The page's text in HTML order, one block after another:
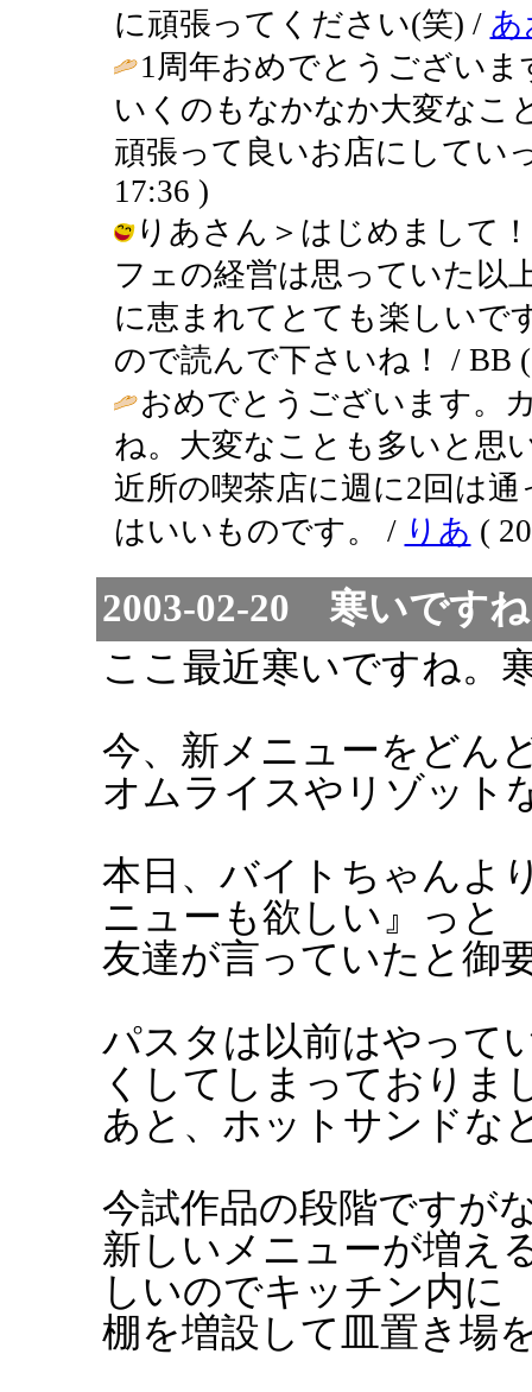
に頑張ってください(笑) / あ
1周年おめでとうござい
いくのもなかなか大変なこ
頑張って良いお店にしてい
17:36 )
りあさん＞はじめまして
フェの経営は思っていた以
に恵まれてとても楽しいで
ので読んで下さいね！ / BB (
おめでとうございます。
ね。大変なことも多いと思
近所の喫茶店に週に2回は
はいいものです。 / りあ (
2003-02-20 寒いです
ここ最近寒いですね。
今、新メニューをどん
オムライスやリゾット
本日、バイトちゃんよ
ニューも欲しい』っと
友達が言っていたと御
パスタは以前はやって
くしてしまっておりま
あと、ホットサンドな
今試作品の段階ですが
新しいメニューが増え
しいのでキッチン内に
棚を増設して皿置き場